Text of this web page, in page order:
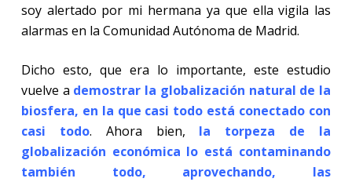
soy alertado por mi hermana ya que ella vigila las
alarmas en la Comunidad Autónoma de Madrid.
Dicho esto, que era lo importante, este estudio
vuelve a demostrar la globalización natural de la
biosfera, en la que casi todo está conectado con
casi todo. Ahora bien, la torpeza de la
globalización económica lo está contaminando
también todo, aprovechando, las